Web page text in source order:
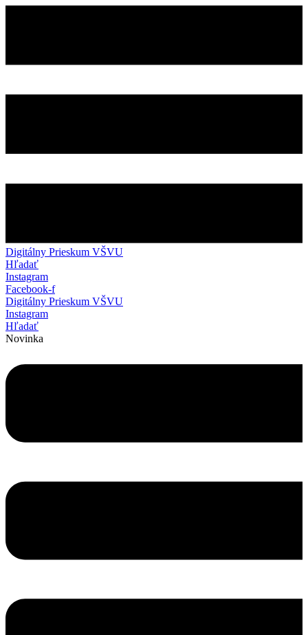
Digitálny Prieskum VŠVU
Hľadať
Instagram
Facebook-f
Digitálny Prieskum VŠVU
Instagram
Hľadať
Novinka